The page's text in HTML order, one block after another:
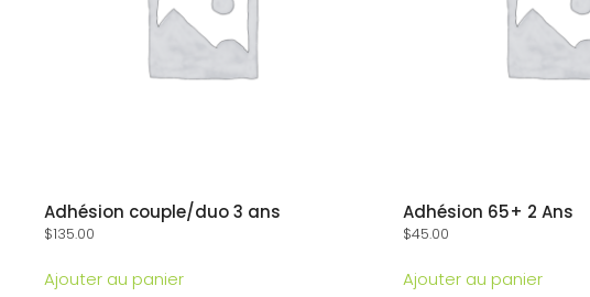
Adhésion couple/duo 3 ans
$135.00
Ajouter au panier
Adhésion 65+ 2 Ans
$45.00
Ajouter au panier